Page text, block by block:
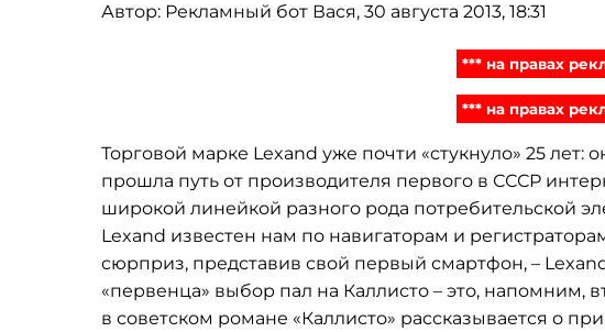
Автор: Рекламный бот Вася, 30 августа 2013, 18:31
*** на правах
*** на правах
Торговой марке Lexand уже почти «стукнуло» 25 лет:
прошла путь от производителя первого в СССР
широкой линейкой разного рода потребительской
Lexand известен нам по навигаторам и
сюрприз, представив свой первый смартфон, –
«первенца» выбор пал на Каллисто – это, напомним,
в советском романе «Каллисто» рассказывается о